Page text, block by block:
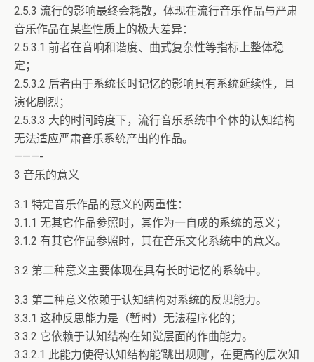
2.5.3 流行的影响最终会耗散，体现在流行音乐作品与严肃
音乐作品在某些性质上的极大差异：
2.5.3.1 前者在音响和谐度、曲式复杂性等指标上整体稳
定；
2.5.3.2 后者由于系统长时记忆的影响具有系统延续性，且
演化剧烈；
2.5.3.3 大的时间跨度下，流行音乐系统中个体的认知结构
无法适应严肃音乐系统产出的作品。
———-
3 音乐的意义
3.1 特定音乐作品的意义的两重性：
3.1.1 无其它作品参照时，其作为一自成的系统的意义；
3.1.2 有其它作品参照时，其在音乐文化系统中的意义。
3.2 第二种意义主要体现在具有长时记忆的系统中。
3.3 第二种意义依赖于认知结构对系统的反思能力。
3.3.1 这种反思能力是（暂时）无法程序化的；
3.3.2 它依赖于认知结构在知觉层面的作曲能力。
3.3.2.1 此能力使得认知结构能‘跳出规则’，在更高的层次知